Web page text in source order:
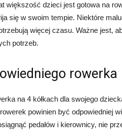
większość dzieci jest gotowa na
się w swoim tempie. Niektóre
więcej czasu. Ważne jest,
potrzeb.
rowerka
na 4 kółkach dla swojego
powinien być odpowiedniej
pedałów i kierownicy, nie